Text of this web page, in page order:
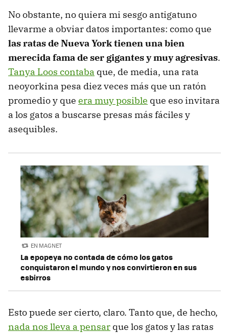
No obstante, no quiera mi sesgo antigatuno
llevarme a obviar datos importantes: como que
las ratas de Nueva York tienen una bien
merecida fama de ser gigantes y muy agresivas.
Tanya Loos contaba que, de media, una rata
neoyorkina pesa diez veces más que un ratón
promedio y que era muy posible que eso invitara
a los gatos a buscarse presas más fáciles y
asequibles.
EN MAGNET
La epopeya no contada de cómo los gatos
conquistaron el mundo y nos convirtieron en sus
esbirros
Esto puede ser cierto, claro. Tanto que, de hecho,
nada nos lleva a pensar que los gatos y las ratas